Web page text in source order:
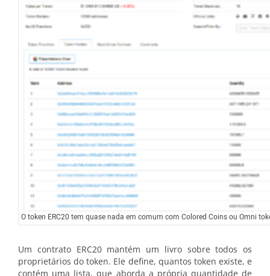
O token ERC20 tem quase nada em comum com Colored Coins ou Omni
Um contrato ERC20 mantém um livro sobre todos os
proprietários do token. Ele define, quantos token existe, e
contém uma lista, que aborda a própria quantidade de